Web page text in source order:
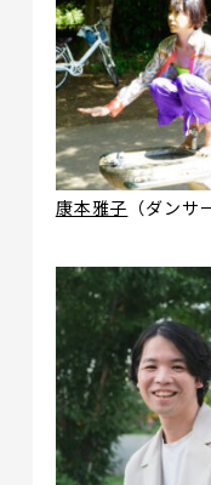
康本雅子 （ダンサ